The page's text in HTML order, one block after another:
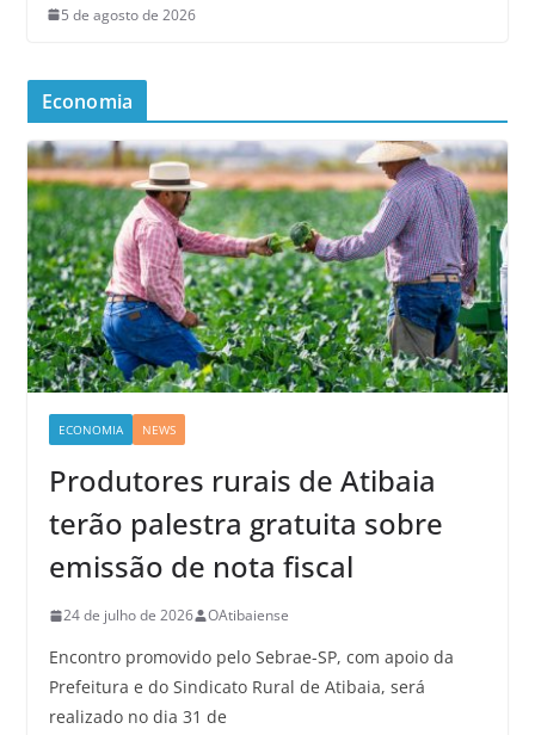
5 de agosto de 2026
Economia
ECONOMIA NEWS
Produtores rurais de Atibaia
terão palestra gratuita sobre
emissão de nota fiscal
24 de julho de 2026 OAtibaiense
Encontro promovido pelo Sebrae-SP, com apoio da
Prefeitura e do Sindicato Rural de Atibaia, será
realizado no dia 31 de